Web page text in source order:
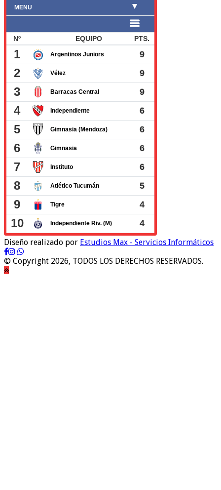
Diseño realizado por Estudios Max - Servicios Informáticos
© Copyright 2026, TODOS LOS DERECHOS RESERVADOS.